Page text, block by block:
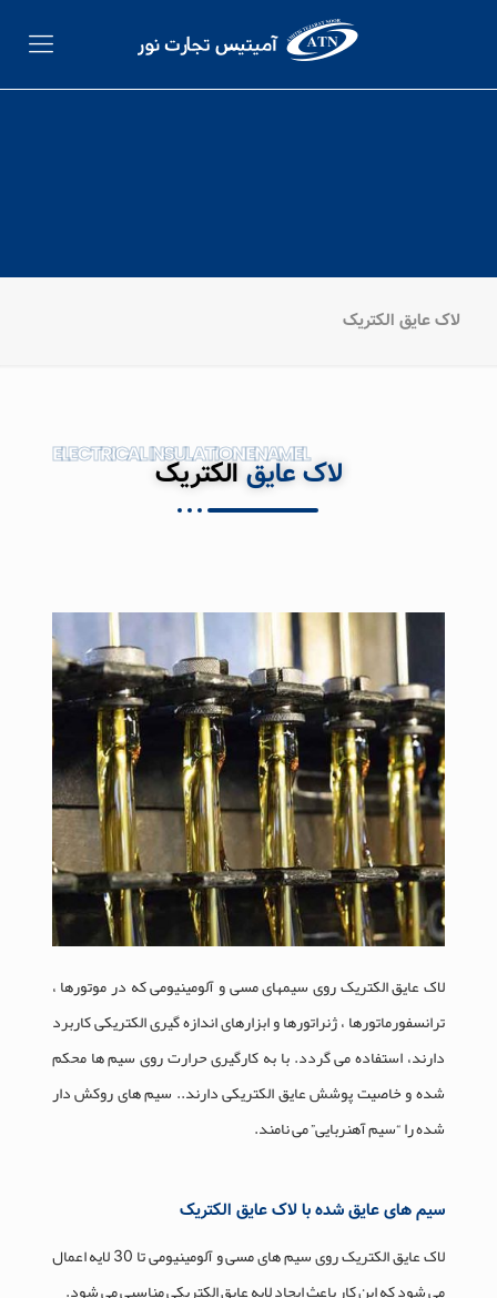
لاک عایق الکتریک
ELECTRICAL INSULATION ENAMEL
لاک عایقالکتریک
لاک عایق الکتریک روی سیمهای مسی و آلومینیومی که در موتورها ،
ترانسفورماتورها ، ژنراتورها و ابزارهای اندازه گیری الکتریکی کاربرد
دارند، استفاده می گردد. با به کارگیری حرارت روی سیم ها محکم
شده و خاصیت پوشش عایق الکتریکی دارند.. سیم های روکش دار
شده را “سیم آهنربایی” می نامند.
سیم های عایق شده با لاک عایق الکتریک
لاک عایق الکتریک روی سیم های مسی و آلومینیومی تا 30 لایه اعمال
می شود که این کار باعث ایجاد لایه عایق الکتریکی مناسبی می شود.